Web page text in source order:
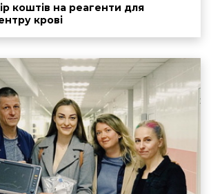
коштів на реагенти для
крові